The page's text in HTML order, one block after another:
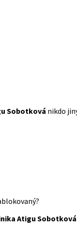
Sobotková nikdo
Atigu Sobotková